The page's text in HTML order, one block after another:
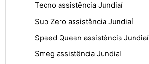
Tecno assistência Jundiaí
Sub Zero assistência Jundiaí
Speed Queen assistência Jundiaí
Smeg assistência Jundiaí